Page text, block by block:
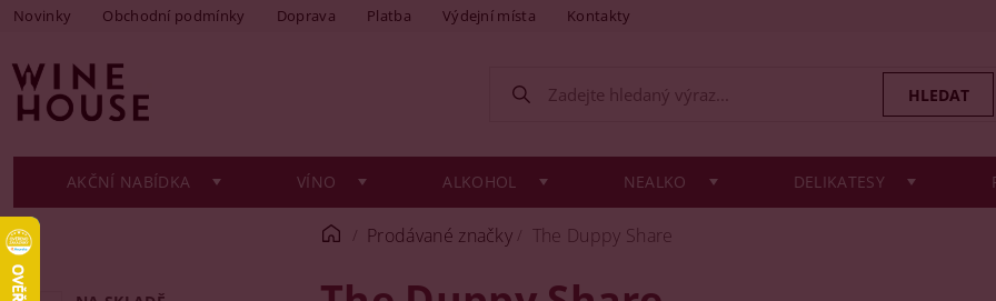
Novinky Obchodní podmínky Doprava Platba Výdejní místa Kontakty
AKČNÍ NABÍDKA VÍNO ALKOHOL NEALKO DELIKATESY
Prodávané značky The Duppy Share